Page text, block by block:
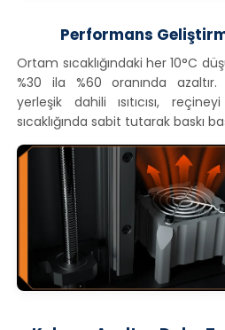
Performans
Ortam sıcaklığındaki her 10°C
%30 ila %60 oranında
yerleşik dahili ısıtıcısı,
sıcaklığında sabit tutarak baskı